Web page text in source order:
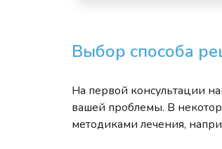
Выбор способа
На первой консультации
вашей проблемы. В
методиками лечения,